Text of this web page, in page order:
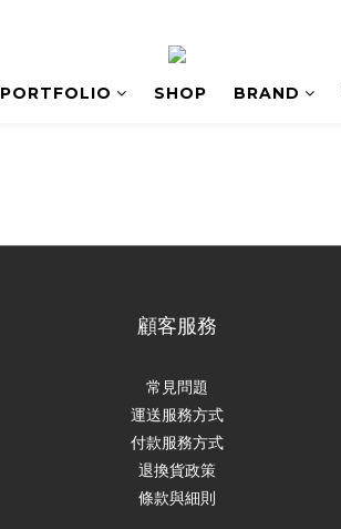
PORTFOLIO SHOP BRAND
顧客服務
常見問題
運送服務方式
付款服務方式
退換貨政策
條款與細則